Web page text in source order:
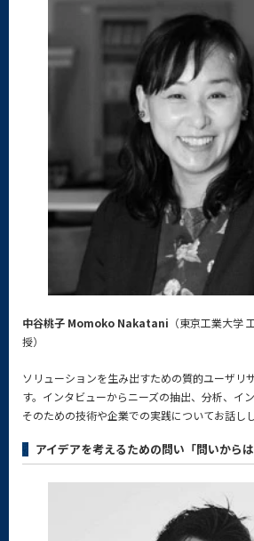
中谷桃子 Momoko Nakatani （東京工業大学
授）
ソリューションを生み出すための質的ユーザリ
す。インタビューからニーズの抽出、分析、イ
そのための技術や企業での実践についてお話しし
アイデアを考えるための問い「問いから